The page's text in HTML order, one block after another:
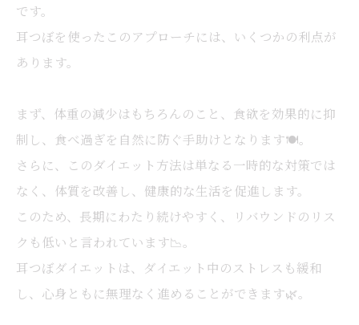
です。
耳つぼを使ったこのアプローチには、いくつかの利点が
あります。
まず、体重の減少はもちろんのこと、食欲を効果的に抑
制し、食べ過ぎを自然に防ぐ手助けとなります🍽️。
さらに、このダイエット方法は単なる一時的な対策では
なく、体質を改善し、健康的な生活を促進します。
このため、長期にわたり続けやすく、リバウンドのリス
クも低いと言われています📉。
耳つぼダイエットは、ダイエット中のストレスも緩和
し、心身ともに無理なく進めることができます🌿。